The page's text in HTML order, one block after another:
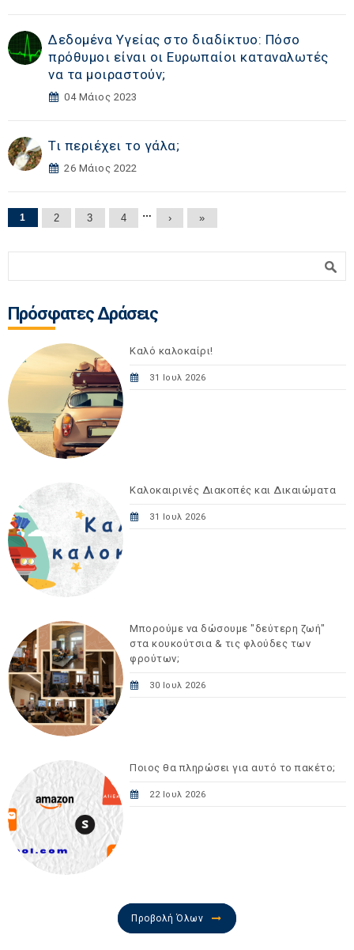
Δεδομένα Υγείας στο διαδίκτυο: Πόσο
πρόθυμοι είναι οι Ευρωπαίοι καταναλωτές
να τα μοιραστούν;
04 Μάιος 2023
Τι περιέχει το γάλα;
26 Μάιος 2022
Σελίδες
1 2 3 4 … › »
Πρόσφατες Δράσεις
Καλό καλοκαίρι!
31 Ιουλ 2026
Καλοκαιρινές Διακοπές και Δικαιώματα
31 Ιουλ 2026
Μπορούμε να δώσουμε "δεύτερη ζωή"
στα κουκούτσια & τις φλούδες των
φρούτων;
30 Ιουλ 2026
Ποιος θα πληρώσει για αυτό το πακέτο;
22 Ιουλ 2026
Προβολή Όλων